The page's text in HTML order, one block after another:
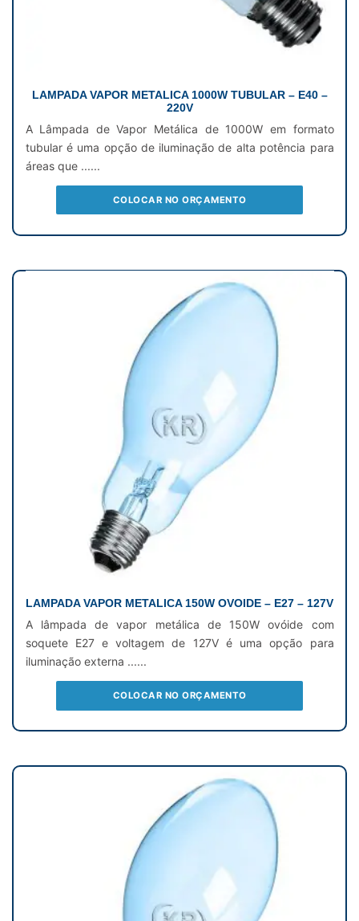
LAMPADA VAPOR METALICA 1000W TUBULAR – E40 –
220V
A Lâmpada de Vapor Metálica de 1000W em formato
tubular é uma opção de iluminação de alta potência para
áreas que ......
COLOCAR NO ORÇAMENTO
LAMPADA VAPOR METALICA 150W OVOIDE – E27 – 127V
A lâmpada de vapor metálica de 150W ovóide com
soquete E27 e voltagem de 127V é uma opção para
iluminação externa ......
COLOCAR NO ORÇAMENTO